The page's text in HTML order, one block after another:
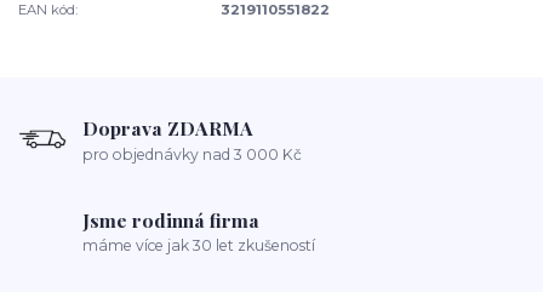
EAN kód:
3219110551822
Doprava ZDARMA
pro objednávky nad 3 000 Kč
Jsme rodinná firma
máme více jak 30 let zkušeností